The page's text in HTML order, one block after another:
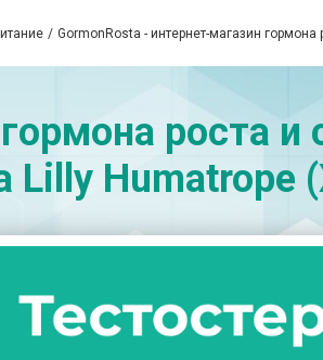
GormonRosta - интернет-магазин
роста
Lilly